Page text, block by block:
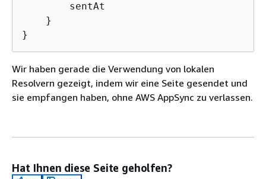
        sentAt
    }
}
Wir haben gerade die Verwendung von lokalen
Resolvern gezeigt, indem wir eine Seite gesendet und
sie empfangen haben, ohne AWS AppSync zu verlassen.
Hat Ihnen diese Seite geholfen?